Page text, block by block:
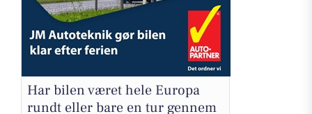
Har bilen været hele Europa
rundt eller bare en tur gennem